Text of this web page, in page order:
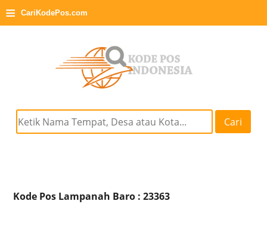
≡ CariKodePos.com
Cari
Kode Pos Lampanah Baro : 23363